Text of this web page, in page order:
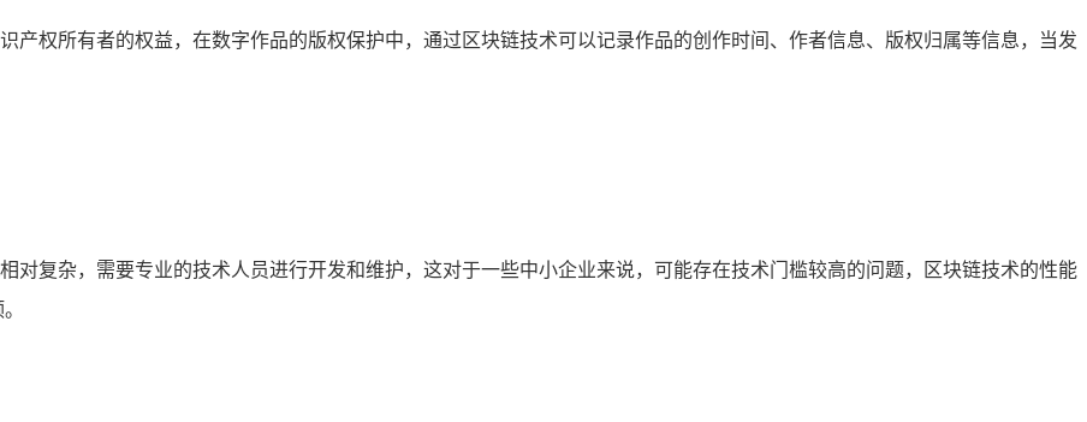
产权所有者的权益，在数字作品的版权保护中，通过区块链技术可以记录作品的创作时间、作者信息、版权归属等信息，当发
对复杂，需要专业的技术人员进行开发和维护，这对于一些中小企业来说，可能存在技术门槛较高的问题，区块链技术的性能